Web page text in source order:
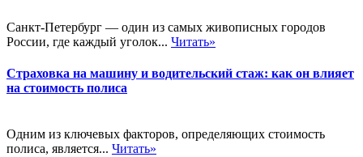
Санкт-Петербург — один из самых живописных городов
России, где каждый уголок... Читать»
Страховка на машину и водительский стаж: как он влияет
на стоимость полиса
Одним из ключевых факторов, определяющих стоимость
полиса, является... Читать»